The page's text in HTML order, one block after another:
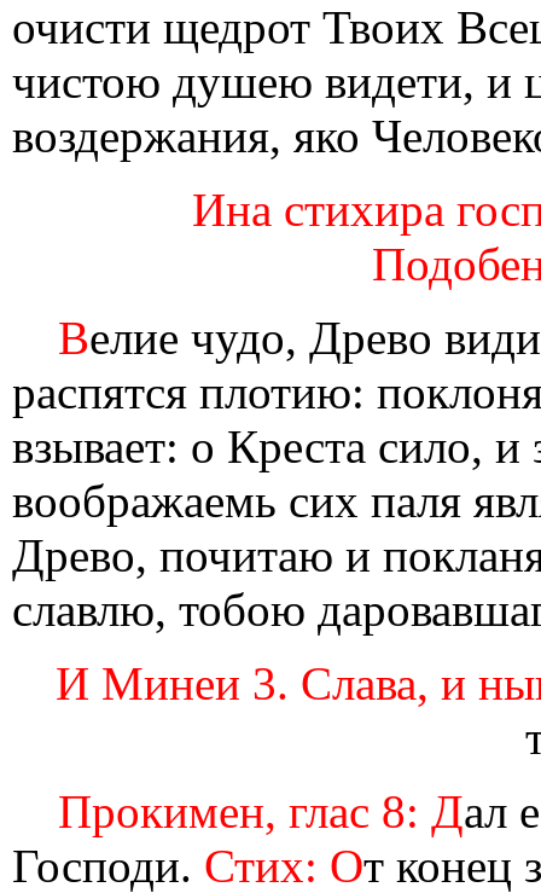
очисти щедрот Твоих
чистою душею видети, и
воздержания, яко
Ина стихира
Велие чудо, Древо
распятся плотию:
взывает: о Креста сило,
воображаемь сих паля
Древо, почитаю и
славлю, тобою
И Минеи 3. Слава, и
Прокимен, глас 8: Дал
Господи. Стих: От конец